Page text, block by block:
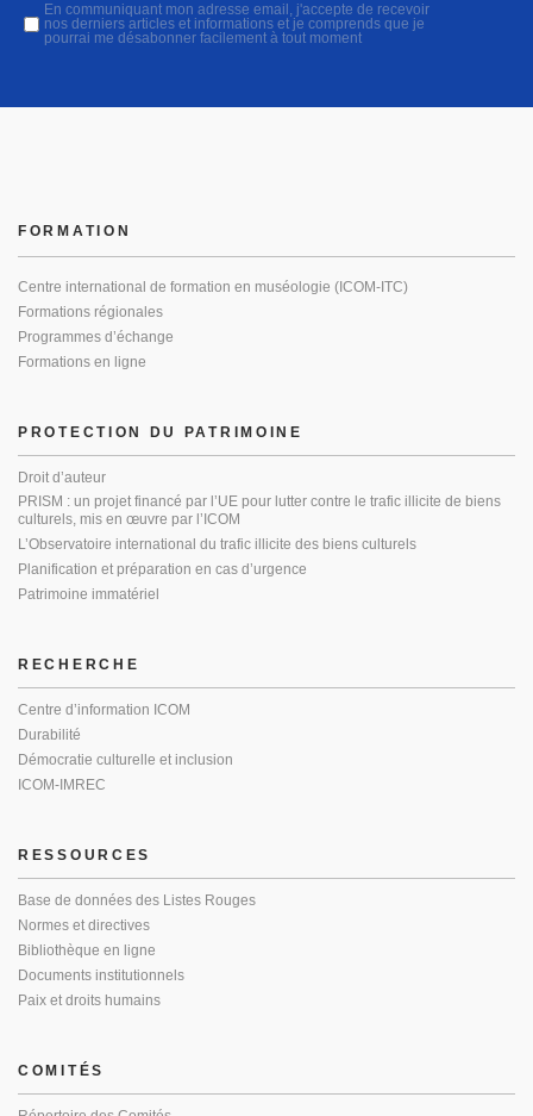
En communiquant mon adresse email, j'accepte de recevoir
nos derniers articles et informations et je comprends que je
pourrai me désabonner facilement à tout moment
PROTECTION DU PATRIMOINE
Droit d’auteur
PRISM : un projet financé par l’UE pour lutter contre le trafic illicite de biens
culturels, mis en œuvre par l’ICOM
L’Observatoire international du trafic illicite des biens culturels
Planification et préparation en cas d’urgence
Patrimoine immatériel
FORMATION
Centre international de formation en muséologie (ICOM-ITC)
Formations régionales
Programmes d’échange
Formations en ligne
RECHERCHE
Centre d’information ICOM
Durabilité
Démocratie culturelle et inclusion
ICOM-IMREC
RESSOURCES
Base de données des Listes Rouges
Normes et directives
Bibliothèque en ligne
Documents institutionnels
Paix et droits humains
COMITÉS